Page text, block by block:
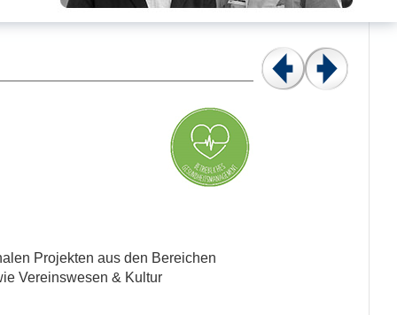
Projekten aus den Bereichen
Vereinswesen & Kultur